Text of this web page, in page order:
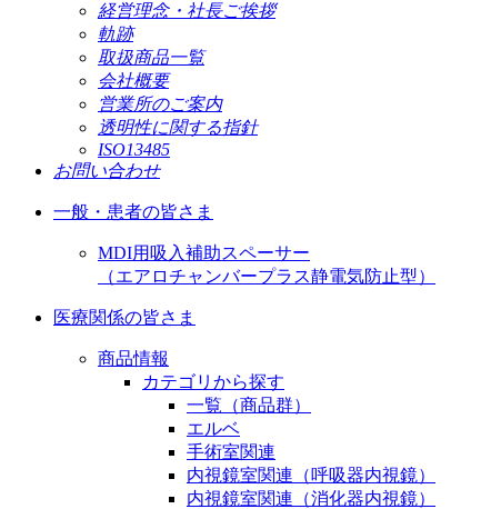
経営理念・社長ご挨拶
軌跡
取扱商品一覧
会社概要
営業所のご案内
透明性に関する指針
ISO13485
お問い合わせ
一般・患者の皆さま
MDI用吸入補助スペーサー
（エアロチャンバープラス静電気防止型）
医療関係の皆さま
商品情報
カテゴリから探す
一覧（商品群）
エルベ
手術室関連
内視鏡室関連（呼吸器内視鏡）
内視鏡室関連（消化器内視鏡）